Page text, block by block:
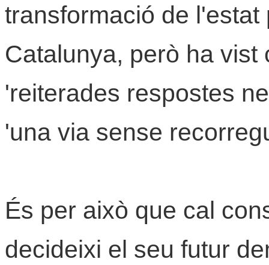
transformació de
Catalunya, però ha vist
'reiterades respostes
'una via sense
És per això que cal
decideixi el seu futur